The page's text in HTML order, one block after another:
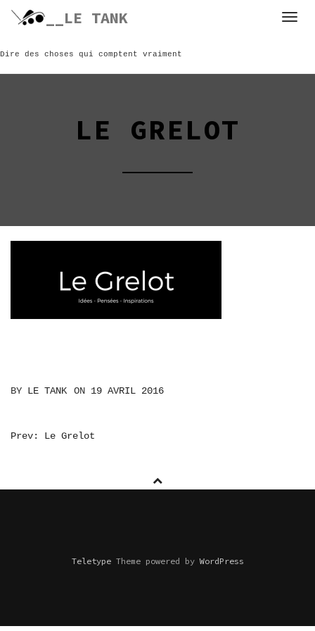
Skip
__LE TANK
Dire des choses qui comptent vraiment
LE GRELOT
BY LE TANK ON 19 AVRIL 2016
NAVIGATION
L’ARTICLE
Prev: Le Grelot
TeletypeTheme powered byWordPress